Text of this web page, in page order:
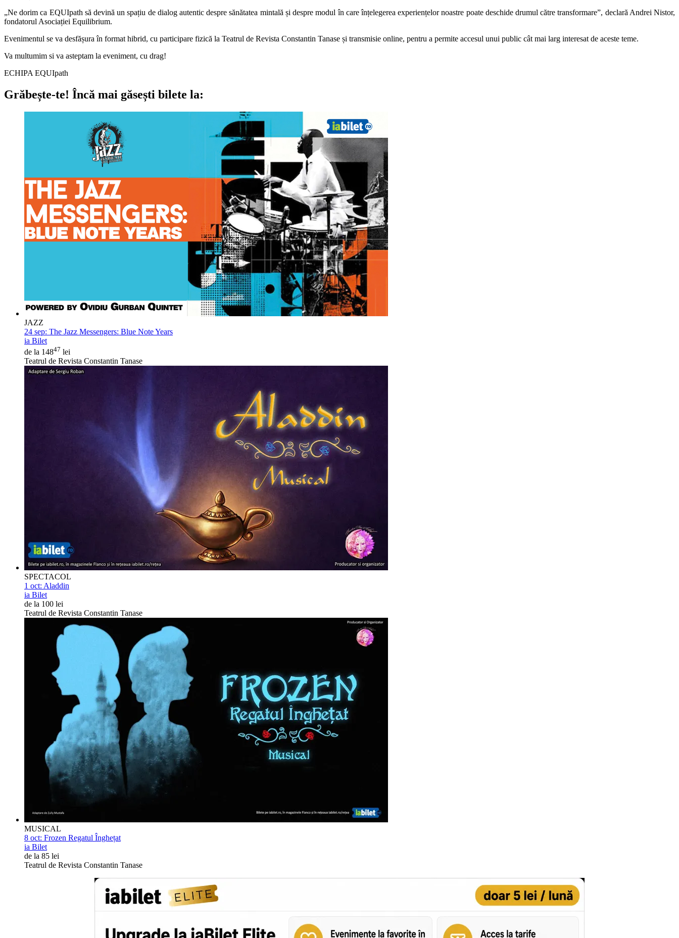
„Ne dorim ca EQUIpath să devină un spațiu de dialog autentic despre sănătatea mintală și despre modul în care înțelegerea experiențelor noastre poate deschide drumul către transformare”, declară Andrei Nistor,
fondatorul Asociației Equilibrium.
Evenimentul se va desfășura în format hibrid, cu participare fizică la Teatrul de Revista Constantin Tanase și transmisie online, pentru a permite accesul unui public cât mai larg interesat de aceste teme.
Va multumim si va asteptam la eveniment, cu drag!
ECHIPA EQUIpath
Grăbește-te! Încă mai găsești bilete la:
JAZZ
24 sep: The Jazz Messengers: Blue Note Years
ia Bilet
de la 14847 lei
Teatrul de Revista Constantin Tanase
SPECTACOL
1 oct: Aladdin
ia Bilet
de la 100 lei
Teatrul de Revista Constantin Tanase
MUSICAL
8 oct: Frozen Regatul Înghețat
ia Bilet
de la 85 lei
Teatrul de Revista Constantin Tanase